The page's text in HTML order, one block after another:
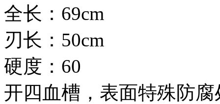
全长：69cm
刃长：50cm
硬度：60
开四血槽，表面特殊防腐